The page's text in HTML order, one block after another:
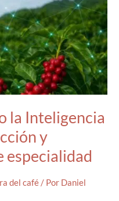
la Inteligencia
y
especialidad
del café / Por Daniel